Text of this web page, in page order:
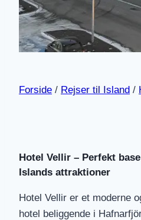
Forside / Rejser til Island /
Hotel Vellir – Perfekt
Islands attraktioner
Hotel Vellir er et moderne
hotel beliggende i